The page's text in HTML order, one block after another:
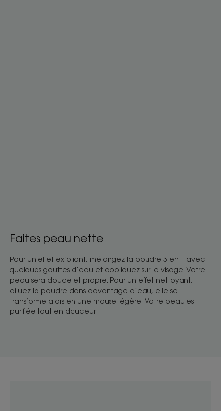
Faites peau nette
Pour un effet exfoliant, mélangez la poudre 3 en 1 avec
quelques gouttes d’eau et appliquez sur le visage. Votre
peau sera douce et propre. Pour un effet nettoyant,
diluez la poudre dans davantage d’eau, elle se
transforme alors en une mouse légère. Votre peau est
purifiée tout en douceur.